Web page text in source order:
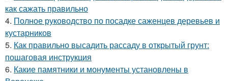
как сажать правильно
4. Полное руководство по посадке саженцев деревьев и
кустарников
5. Как правильно высадить рассаду в открытый грунт:
пошаговая инструкция
6. Какие памятники и монументы установлены в